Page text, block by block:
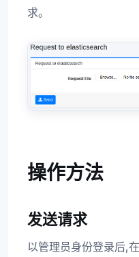
求。
操作方法
发送请求
以管理员身份登录后,